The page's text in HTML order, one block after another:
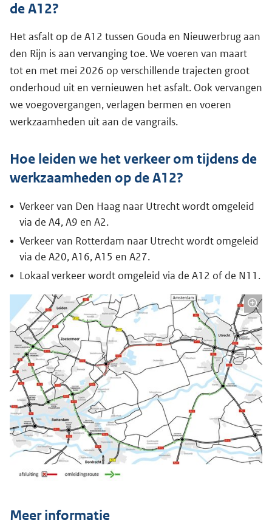
de A12?
Het asfalt op de A12 tussen Gouda en Nieuwerbrug aan
den Rijn is aan vervanging toe. We voeren van maart
tot en met mei 2026 op verschillende trajecten groot
onderhoud uit en vernieuwen het asfalt. Ook vervangen
we voegovergangen, verlagen bermen en voeren
werkzaamheden uit aan de vangrails.
Hoe leiden we het verkeer om tijdens de
werkzaamheden op de A12?
Verkeer van Den Haag naar Utrecht wordt omgeleid
via de A4, A9 en A2.
Verkeer van Rotterdam naar Utrecht wordt omgeleid
via de A20, A16, A15 en A27.
Lokaal verkeer wordt omgeleid via de A12 of de N11.
Meer informatie